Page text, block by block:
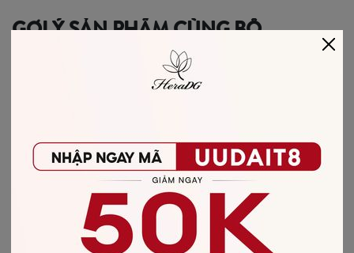
GỢI Ý SẢN PHẨM CÙNG BỘ